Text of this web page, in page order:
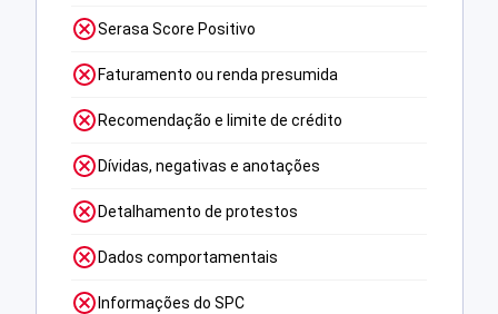
Serasa Score Positivo
Faturamento ou renda presumida
Recomendação e limite de crédito
Dívidas, negativas e anotações
Detalhamento de protestos
Dados comportamentais
Informações do SPC